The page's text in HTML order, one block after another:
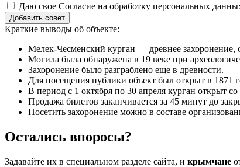
Даю свое Согласие на обработку персональных
Добавить совет
Краткие выводы об объекте:
Мелек-Чесменский курган — древнее захоронение,
Могила была обнаружена в 19 веке при
Захоронение было разграблено еще в древности.
Для посещения публики объект был открыт в 1871
В период с 1 октября по 30 апреля курган открыт
Продажа билетов заканчивается за 45 минут до
Посетить захоронение можно в составе
Остались впоросы?
Задавайте их в специальном разделе сайта, и крымчане